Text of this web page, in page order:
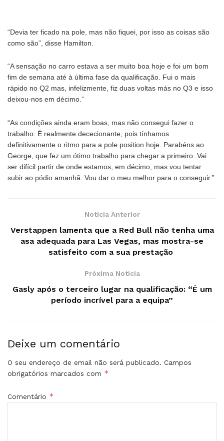
“Devia ter ficado na pole, mas não fiquei, por isso as coisas são
como são”, disse Hamilton.
“A sensação no carro estava a ser muito boa hoje e foi um bom
fim de semana até à última fase da qualificação. Fui o mais
rápido no Q2 mas, infelizmente, fiz duas voltas más no Q3 e isso
deixou-nos em décimo.”
“As condições ainda eram boas, mas não consegui fazer o
trabalho. É realmente dececionante, pois tínhamos
definitivamente o ritmo para a pole position hoje. Parabéns ao
George, que fez um ótimo trabalho para chegar a primeiro. Vai
ser difícil partir de onde estamos, em décimo, mas vou tentar
subir ao pódio amanhã. Vou dar o meu melhor para o conseguir.”
Notícia Anterior
Verstappen lamenta que a Red Bull não tenha uma
asa adequada para Las Vegas, mas mostra-se
satisfeito com a sua prestação
Próxima Notícia
Gasly após o terceiro lugar na qualificação: “É um
período incrível para a equipa”
Deixe um comentário
O seu endereço de email não será publicado. Campos
obrigatórios marcados com *
Comentário *